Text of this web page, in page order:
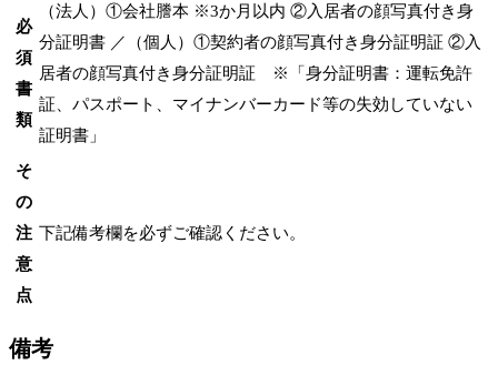
必
須
書
類
（法人）①会社謄本 ※3か月以内 ②入居者の顔写真付き身
分証明書 ／（個人）①契約者の顔写真付き身分証明証 ②入
居者の顔写真付き身分証明証 ※「身分証明書：運転免許
証、パスポート、マイナンバーカード等の失効していない
証明書」
そ
の
注
意
点
下記備考欄を必ずご確認ください。
備考